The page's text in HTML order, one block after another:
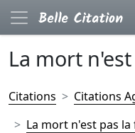
La mort
Citations
Citations
La mort n'est pas